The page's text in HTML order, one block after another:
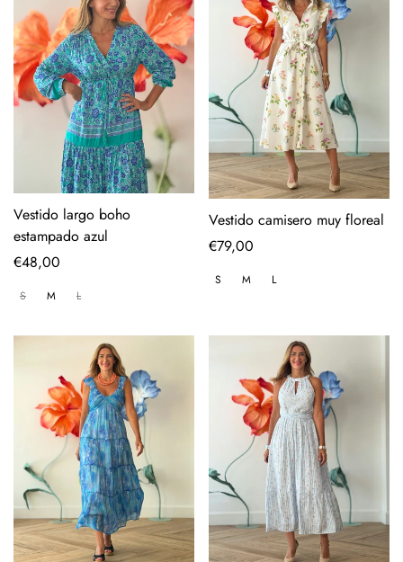
Vestido largo boho
estampado azul
Regular
€48,00
S M L
Vestido camisero muy floreal
Regular
€79,00
S M L